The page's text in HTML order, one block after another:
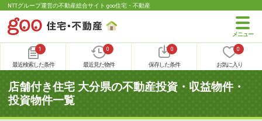
NTTグループ運営の不動産総合サイト goo住宅・不動産
1
最近検索した条件
0
最近見た物件
0
保存した条件
0
お気に入り
店舗付き住宅 大分県の不動産投資・収益物件・
投資物件一覧